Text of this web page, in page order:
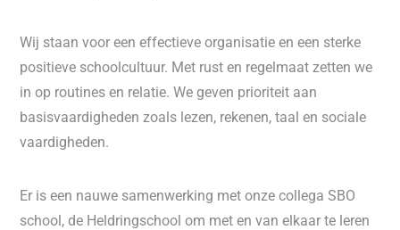
Wij staan voor een effectieve organisatie en een sterke
positieve schoolcultuur. Met rust en regelmaat zetten we
in op routines en relatie. We geven prioriteit aan
basisvaardigheden zoals lezen, rekenen, taal en sociale
vaardigheden.
Er is een nauwe samenwerking met onze collega SBO
school, de Heldringschool om met en van elkaar te leren